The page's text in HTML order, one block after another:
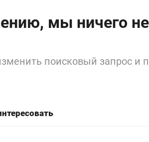
мы ничего
поисковый запрос и